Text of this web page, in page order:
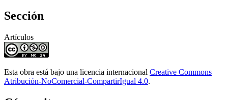
Sección
Artículos
Esta obra está bajo una licencia internacional Creative Commons
Atribución-NoComercial-CompartirIgual 4.0.